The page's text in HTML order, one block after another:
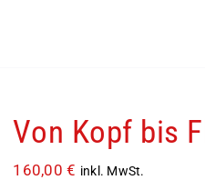
Von Kopf bis
160,00€ inkl. MwSt.